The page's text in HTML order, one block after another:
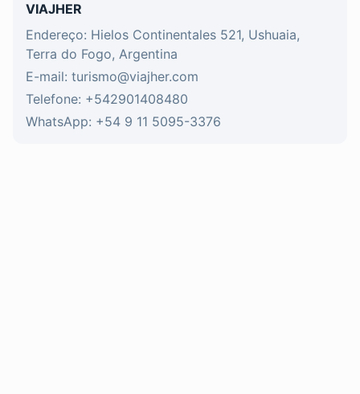
VIAJHER
Endereço: Hielos Continentales 521, Ushuaia,
Terra do Fogo, Argentina
E-mail: turismo@viajher.com
Telefone: +542901408480
WhatsApp: +54 9 11 5095-3376